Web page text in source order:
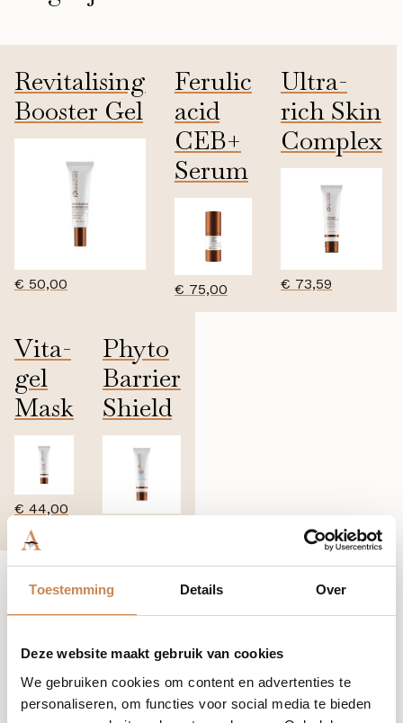
Toestemming Details Over
Deze website maakt gebruik van cookies
We gebruiken cookies om content en advertenties te
personaliseren, om functies voor social media te bieden
Revitalising
Booster Gel
€ 50,00
Ferulic
acid
CEB+
Serum
€ 75,00
Ultra-
rich Skin
Complex
€ 73,59
Vita-
gel
Mask
€ 44,00
Phyto
Barrier
Shield
Hoe te gebruiken